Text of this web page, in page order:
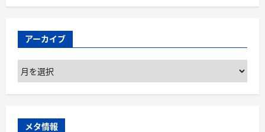
アーカイブ
ア
ー
カ
ブ
メタ情報